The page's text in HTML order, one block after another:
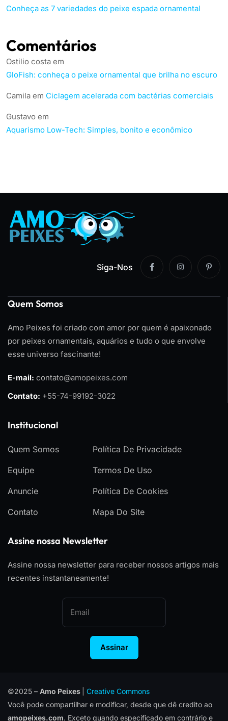
Conheça as 7 variedades do peixe espada ornamental
Comentários
Ostilio costa em
GloFish: conheça o peixe ornamental que brilha no escuro
Camila em Ciclagem acelerada com bactérias comerciais
Gustavo em
Aquarismo Low-Tech: Simples, bonito e econômico
Siga-Nos
Quem Somos
Amo Peixes foi criado com amor por quem é apaixonado
por peixes ornamentais, aquários e tudo o que envolve
esse universo fascinante!
E-mail: contato@amopeixes.com
Contato: +55-74-99192-3022
Institucional
Quem Somos
Equipe
Anuncie
Contato
Política De Privacidade
Termos De Uso
Política De Cookies
Mapa Do Site
Assine nossa Newsletter
Assine nossa newsletter para receber nossos artigos mais
recentes instantaneamente!
Assinar
©2025 – Amo Peixes
Creative Commons
Você pode compartilhar e modificar, desde que dê credito ao
amopeixes.com. Exceto quando especificado em contrário e